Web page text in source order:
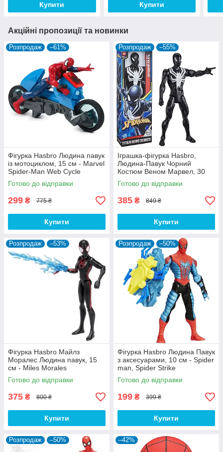
Купити Купити
Акційні пропозиції та новинки
Розпродаж –61%
Фігурка Hasbro Людина павук
із мотоциклом, 15 см - Marvel
Spider-Man Web Cycle
Готово до відправки
299 ₴ 775 ₴
Купити
Розпродаж –55%
Іграшка-фігурка Hasbro,
Людина-Павук Чорний
Костюм Веном Марвел, 30
см - Black Spider-Man,
Marvel, Titan Hero Series
Готово до відправки
385 ₴ 849 ₴
Купити
Розпродаж –53%
Фігурка Hasbro Майлз
Моралес Людина павук, 15
см - Miles Morales
Готово до відправки
375 ₴ 800 ₴
Купити
Розпродаж –50%
Фігурка Hasbro Людина Павук
з аксесуарами, 10 см - Spider
man, Spider Strike
Готово до відправки
199 ₴ 399 ₴
Купити
Розпродаж –50% –42%